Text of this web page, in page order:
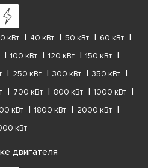
кВт 40 кВт 50 кВт
60 кВт
100 кВт 120 кВт
150 кВт
250 кВт 300 кВт
350 кВт
700 кВт 800 кВт
1000 кВт
кВт 1800 кВт
2000 кВт
кВт
двигателя